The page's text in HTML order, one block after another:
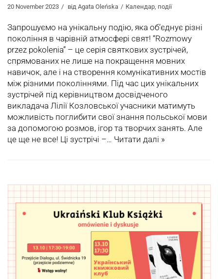
20 November 2023 від Agata Oleńska Календар події
Запрошуємо на унікальну подію, яка об’єднує різні
покоління в чарівній атмосфері свят! “Rozmowy
przez pokolenia” – це серія святкових зустрічей,
спрямованих не лише на покращення мовних
навичок, але і на створення комунікативних мостів
між різними поколіннями. Під час цих унікальних
зустрічей під керівництвом досвідченого
викладача Лілії Козловської учасники матимуть
можливість поглибити свої знання польської мови
за допомогою розмов, ігор та творчих занять. Але
це ще не все! Ці зустрічі –… Читати далі »